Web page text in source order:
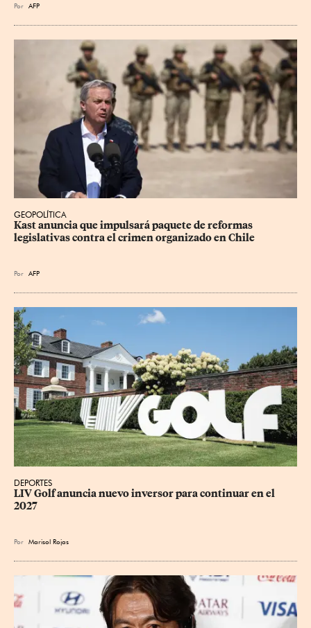
Por AFP
GEOPOLÍTICA
Kast anuncia que impulsará paquete de reformas
legislativas contra el crimen organizado en Chile
Por AFP
DEPORTES
LIV Golf anuncia nuevo inversor para continuar en el
2027
Por Marisol Rojas